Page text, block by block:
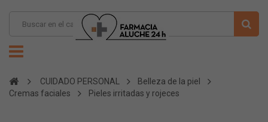
CUIDADO PERSONAL
Belleza de la piel
Cremas faciales
Pieles irritadas y rojeces